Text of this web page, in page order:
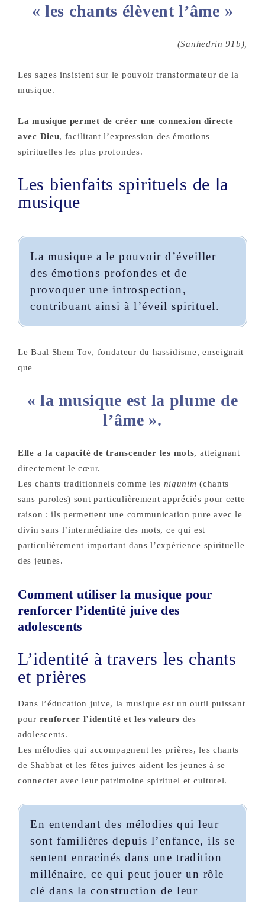
« les chants élèvent l’âme »
(Sanhedrin 91b),
Les sages insistent sur le pouvoir transformateur de la
musique.
La musique permet de créer une connexion directe
avec Dieu, facilitant l’expression des émotions
spirituelles les plus profondes.
Les bienfaits spirituels de la
musique
La musique a le pouvoir d’éveiller
des émotions profondes et de
provoquer une introspection,
contribuant ainsi à l’éveil spirituel.
Le Baal Shem Tov, fondateur du hassidisme, enseignait
que
« la musique est la plume de
l’âme ».
Elle a la capacité de transcender les mots, atteignant
directement le cœur.
Les chants traditionnels comme les nigunim (chants
sans paroles) sont particulièrement appréciés pour cette
raison : ils permettent une communication pure avec le
divin sans l’intermédiaire des mots, ce qui est
particulièrement important dans l’expérience spirituelle
des jeunes.
Comment utiliser la musique pour
renforcer l’identité juive des
adolescents
L’identité à travers les chants
et prières
Dans l’éducation juive, la musique est un outil puissant
pour renforcer l’identité et les valeurs des
adolescents.
Les mélodies qui accompagnent les prières, les chants
de Shabbat et les fêtes juives aident les jeunes à se
connecter avec leur patrimoine spirituel et culturel.
En entendant des mélodies qui leur
sont familières depuis l’enfance, ils se
sentent enracinés dans une tradition
millénaire, ce qui peut jouer un rôle
clé dans la construction de leur